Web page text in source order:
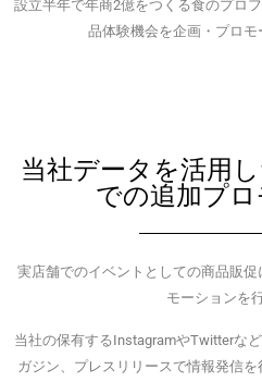
設立半年で年商2億をつくる食のプロ
品体験機会を企画・プロモ
当社データを活用
での追加プ
実店舗でのイベントとしての商品販
モーションを
当社の保有するInstagramやTwitterな
ガジン、プレスリリースで情報発信を